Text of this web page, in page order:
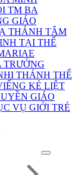
TM BA
GIÁO
THÁNH TÂM
TẠI THẾ
TRƯỞNG
THÁNH THỂ
KẺ LIỆT
GIÁO
VỤ GIỚI TRẺ